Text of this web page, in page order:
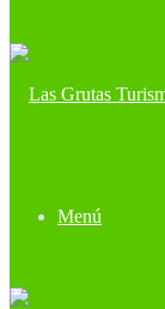
Menú